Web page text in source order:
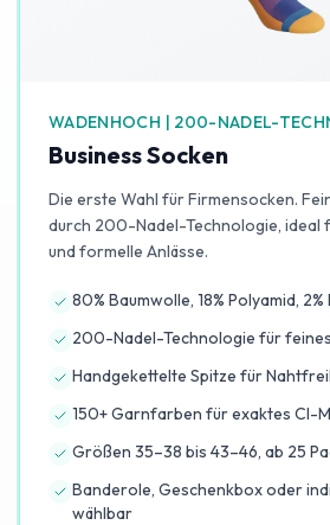
WADENHOCH | 200-NADEL-
Business Socken
Die erste Wahl für Firmensocken.
durch 200-Nadel-Technologie, ideal
und formelle Anlässe.
80% Baumwolle, 18% Polyamid,
200-Nadel-Technologie für
Handgekettelte Spitze für
150+ Garnfarben für exaktes CI-
Größen 35–38 bis 43–46, ab 25
Banderole, Geschenkbox oder
wählbar